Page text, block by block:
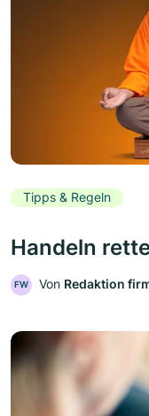
Tipps & Regeln
Handeln
FW Von Redaktion